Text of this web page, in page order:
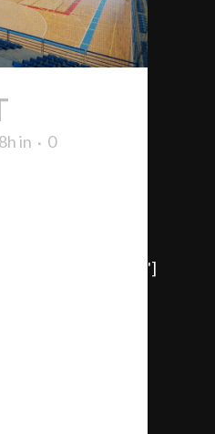
in
0